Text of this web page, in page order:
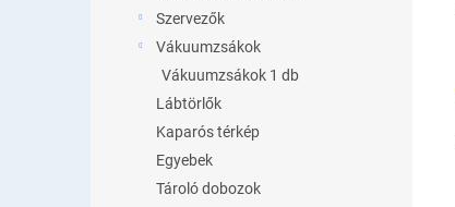
Szervezők
Vákuumzsákok
Vákuumzsákok 1 db
Lábtörlők
Kaparós térkép
Egyebek
Tároló dobozok